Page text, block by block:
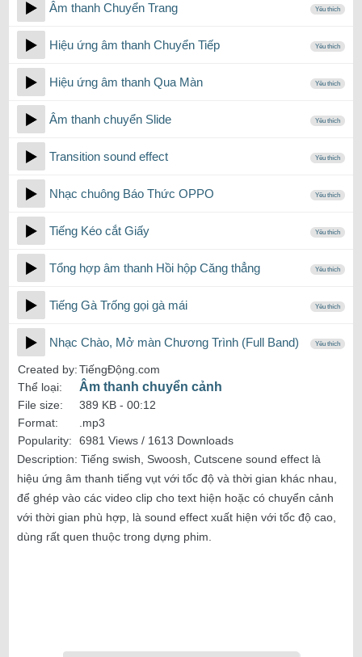
Âm thanh Chuyển Trang Yêu thích
Hiệu ứng âm thanh Chuyển Tiếp Yêu thích
Hiệu ứng âm thanh Qua Màn Yêu thích
Âm thanh chuyển Slide Yêu thích
Transition sound effect Yêu thích
Nhạc chuông Báo Thức OPPO Yêu thích
Tiếng Kéo cắt Giấy Yêu thích
Tổng hợp âm thanh Hồi hộp Căng thẳng Yêu thích
Tiếng Gà Trống gọi gà mái Yêu thích
Nhạc Chào, Mở màn Chương Trình (Full Band) Yêu thích
Created by:TiếngĐộng.com
Thể loại:
Âm thanh chuyển cảnh
File size: 389 KB - 00:12
Format:
.mp3
Popularity:
6981 Views / 1613 Downloads
Description: Tiếng swish, Swoosh, Cutscene sound effect là
hiệu ứng âm thanh tiếng vụt với tốc độ và thời gian khác nhau,
để ghép vào các video clip cho text hiện hoặc có chuyển cảnh
với thời gian phù hợp, là sound effect xuất hiện với tốc độ cao,
dùng rất quen thuộc trong dựng phim.